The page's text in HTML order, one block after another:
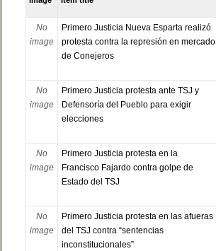
No
image
Primero Justicia Nueva Esparta realizó
protesta contra la represión en mercado
de Conejeros
No
image
Primero Justicia protesta ante TSJ y
Defensoría del Pueblo para exigir
elecciones
No
image
Primero Justicia protesta en la
Francisco Fajardo contra golpe de
Estado del TSJ
No
image
Primero Justicia protesta en las afueras
del TSJ contra “sentencias
inconstitucionales”